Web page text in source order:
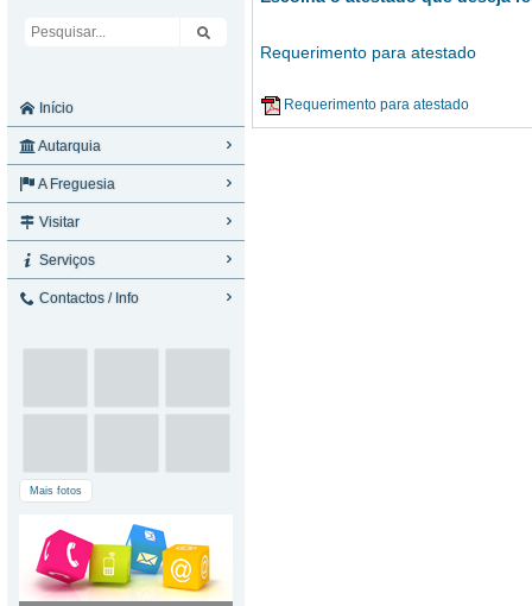
Início
Autarquia
A Freguesia
Visitar
Serviços
Contactos / Info
Mais fotos
Requerimento para atestado
Requerimento para atestado